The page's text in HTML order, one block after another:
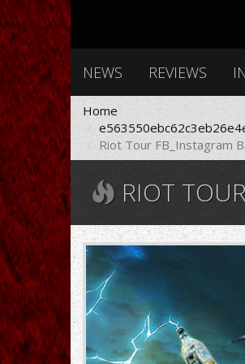
NEWS REVIEWS
Home
Riot Tour FB_Instagram
RIOT